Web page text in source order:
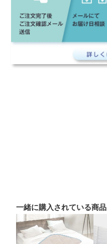
一緒に購入されている商品